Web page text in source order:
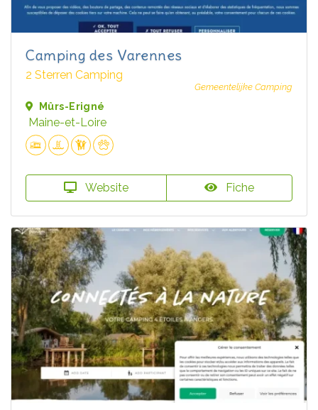
Camping des Varennes
2 Sterren Camping
Gemeentelijke Camping
Mûrs-Erigné
Maine-et-Loire
Website Fiche